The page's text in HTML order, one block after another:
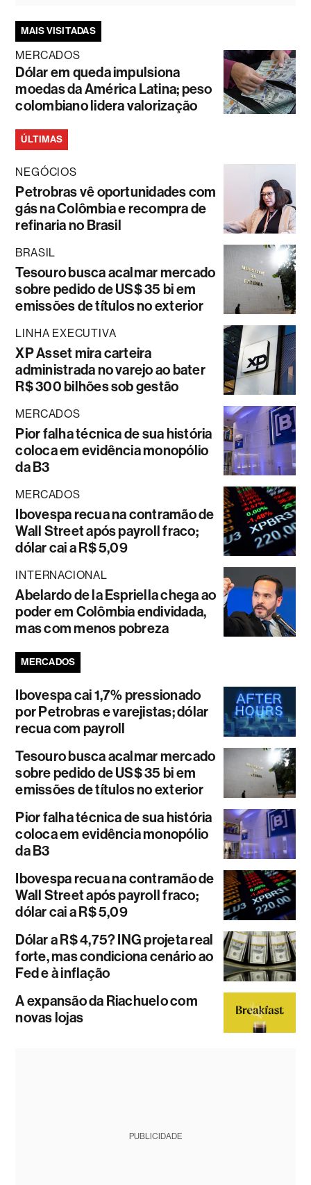
MAIS VISITADAS
MERCADOS
Dólar em queda impulsiona
moedas da América Latina; peso
colombiano lidera valorização
ÚLTIMAS
NEGÓCIOS
Petrobras vê oportunidades com
gás na Colômbia e recompra de
refinaria no Brasil
BRASIL
Tesouro busca acalmar mercado
sobre pedido de US$ 35 bi em
emissões de títulos no exterior
LINHA EXECUTIVA
XP Asset mira carteira
administrada no varejo ao bater
R$ 300 bilhões sob gestão
MERCADOS
Pior falha técnica de sua história
coloca em evidência monopólio
da B3
MERCADOS
Ibovespa recua na contramão de
Wall Street após payroll fraco;
dólar cai a R$ 5,09
INTERNACIONAL
Abelardo de la Espriella chega ao
poder em Colômbia endividada,
mas com menos pobreza
MERCADOS
Ibovespa cai 1,7% pressionado
por Petrobras e varejistas; dólar
recua com payroll
Tesouro busca acalmar mercado
sobre pedido de US$ 35 bi em
emissões de títulos no exterior
Pior falha técnica de sua história
coloca em evidência monopólio
da B3
Ibovespa recua na contramão de
Wall Street após payroll fraco;
dólar cai a R$ 5,09
Dólar a R$ 4,75? ING projeta real
forte, mas condiciona cenário ao
Fed e à inflação
A expansão da Riachuelo com
novas lojas
PUBLICIDADE